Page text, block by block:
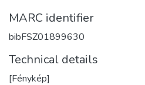
MARC identifier
bibFSZ01899630
Technical details
[Fénykép]